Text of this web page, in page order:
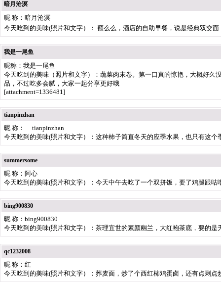
暗月沧溟
昵 称：暗月沧溟
今天吃到的美味(照片和文字）： 额么么，酒店的自助早餐，说是经典双交
我是一尾鱼
昵称：我是一尾鱼
今天吃到的美味（照片和文字）：蔬菜肉末卷。第一口真的惊艳，大概好
品，不过吃多会腻，大家一起分享更好哦
[attachment=1336481]
tianpinzhan
昵 称： tianpinzhan
今天吃到的美味(照片和文字）：这种柿子简直冬天的应季水果，也只有这
summersome
昵 称：阿心
今天吃到的美味(照片和文字）：今天中午去吃了一个双拼饭，要了鸡腿跟
bing900830
昵 称：bing900830
今天吃到的美味(照片和文字）：茶理宜世的素颜幽兰，大红袍茶底，要的
qc1232008
昵 称：红
今天吃到的美味(照片和文字）：荞麦面，炒了个西红柿鸡蛋卤，还有点剩